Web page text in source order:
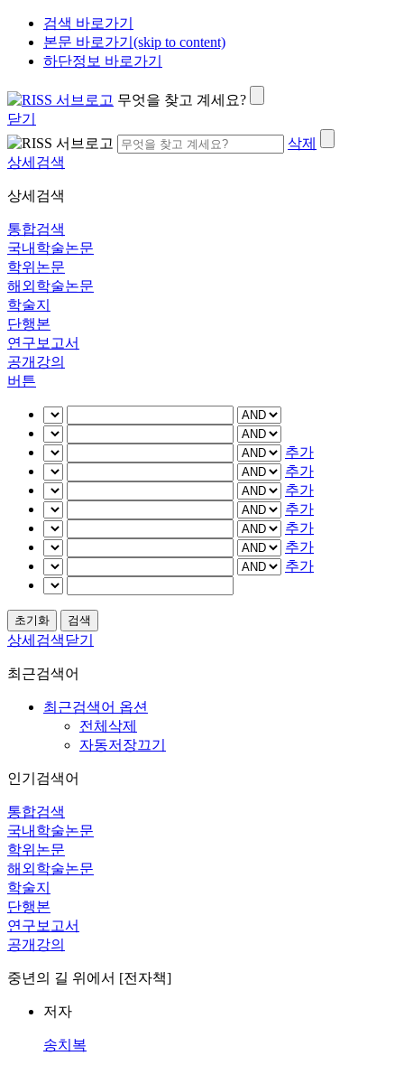
검색 바로가기
본문 바로가기(skip to content)
하단정보 바로가기
무엇을 찾고 계세요?
닫기
삭제
상세검색
상세검색
통합검색
국내학술논문
학위논문
해외학술논문
학술지
단행본
연구보고서
공개강의
버튼
추가
추가
추가
추가
추가
추가
추가
상세검색닫기
최근검색어
최근검색어 옵션
전체삭제
자동저장끄기
인기검색어
통합검색
국내학술논문
학위논문
해외학술논문
학술지
단행본
연구보고서
공개강의
중년의 길 위에서 [전자책]
저자
송치복